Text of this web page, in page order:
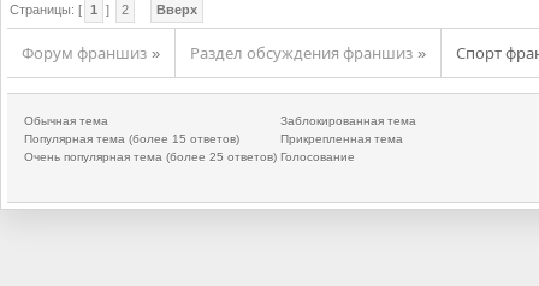
Страницы: [ 1 ] 2 Вверх
Форум франшиз » Раздел обсуждения франшиз » Спорт
Обычная тема
Популярная тема (более 15 ответов)
Очень популярная тема (более 25 ответов)
Заблокированная тема
Прикрепленная тема
Голосование